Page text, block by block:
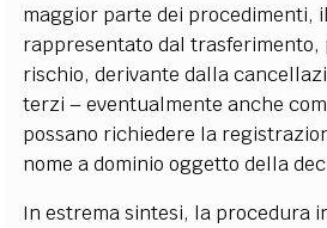
maggior parte dei procedimenti,
rappresentato dal
rischio, derivante dalla
terzi – eventualmente anche
possano richiedere la
nome a dominio oggetto della
In estrema sintesi, la procedura